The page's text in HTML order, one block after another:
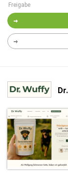
Freigabe